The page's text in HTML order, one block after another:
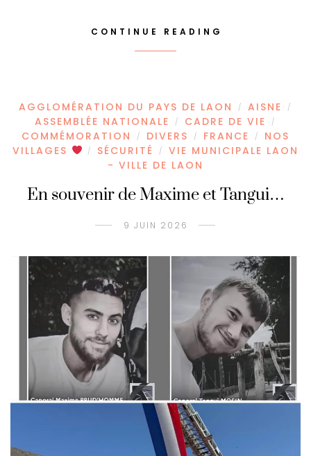
CONTINUE READING
AGGLOMÉRATION DU PAYS DE LAON / AISNE /
ASSEMBLÉE NATIONALE / CADRE DE VIE /
COMMÉMORATION / DIVERS / FRANCE /
NOS
VILLAGES
/ SÉCURITÉ /
VIE MUNICIPALE LAON
- VILLE DE LAON
En souvenir de Maxime et Tangui…
9 JUIN 2026